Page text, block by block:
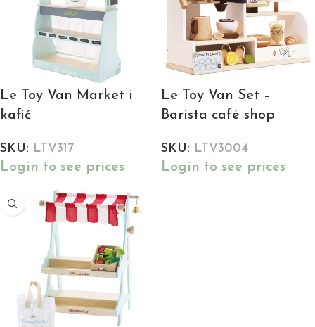
Le Toy Van Market i
kafić
SKU: LTV317
Login to see prices
Le Toy Van Set –
Barista café shop
SKU: LTV3004
Login to see prices